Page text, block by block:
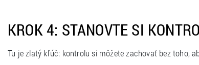
KROK 4: STANOVTE SI
Tu je zlatý kľúč: kontrolu si môžete zachovať bez toho,